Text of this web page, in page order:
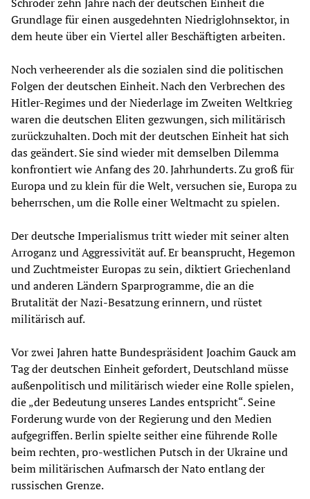
Grundlage für einen ausgedehnten Niedriglohnsektor, in
dem heute über ein Viertel aller Beschäftigten arbeiten.
Noch verheerender als die sozialen sind die politischen
Folgen der deutschen Einheit. Nach den Verbrechen des
Hitler-Regimes und der Niederlage im Zweiten Weltkrieg
waren die deutschen Eliten gezwungen, sich militärisch
zurückzuhalten. Doch mit der deutschen Einheit hat sich
das geändert. Sie sind wieder mit demselben Dilemma
konfrontiert wie Anfang des 20. Jahrhunderts. Zu groß für
Europa und zu klein für die Welt, versuchen sie, Europa zu
beherrschen, um die Rolle einer Weltmacht zu spielen.
Der deutsche Imperialismus tritt wieder mit seiner alten
Arroganz und Aggressivität auf. Er beansprucht, Hegemon
und Zuchtmeister Europas zu sein, diktiert Griechenland
und anderen Ländern Sparprogramme, die an die
Brutalität der Nazi-Besatzung erinnern, und rüstet
militärisch auf.
Vor zwei Jahren hatte Bundespräsident Joachim Gauck am
Tag der deutschen Einheit gefordert, Deutschland müsse
außenpolitisch und militärisch wieder eine Rolle spielen,
die „der Bedeutung unseres Landes entspricht“. Seine
Forderung wurde von der Regierung und den Medien
aufgegriffen. Berlin spielte seither eine führende Rolle
beim rechten, pro-westlichen Putsch in der Ukraine und
beim militärischen Aufmarsch der Nato entlang der
russischen Grenze.